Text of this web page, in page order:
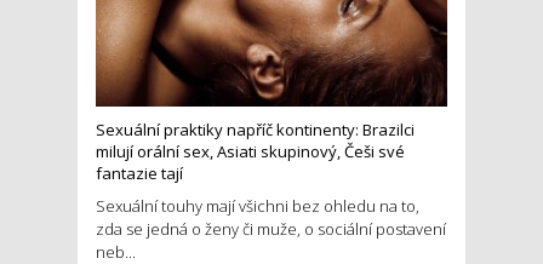
Sexuální praktiky napříč kontinenty: Brazilci
milují orální sex, Asiati skupinový, Češi své
fantazie tají
Sexuální touhy mají všichni bez ohledu na to,
zda se jedná o ženy či muže, o sociální postavení
neb...